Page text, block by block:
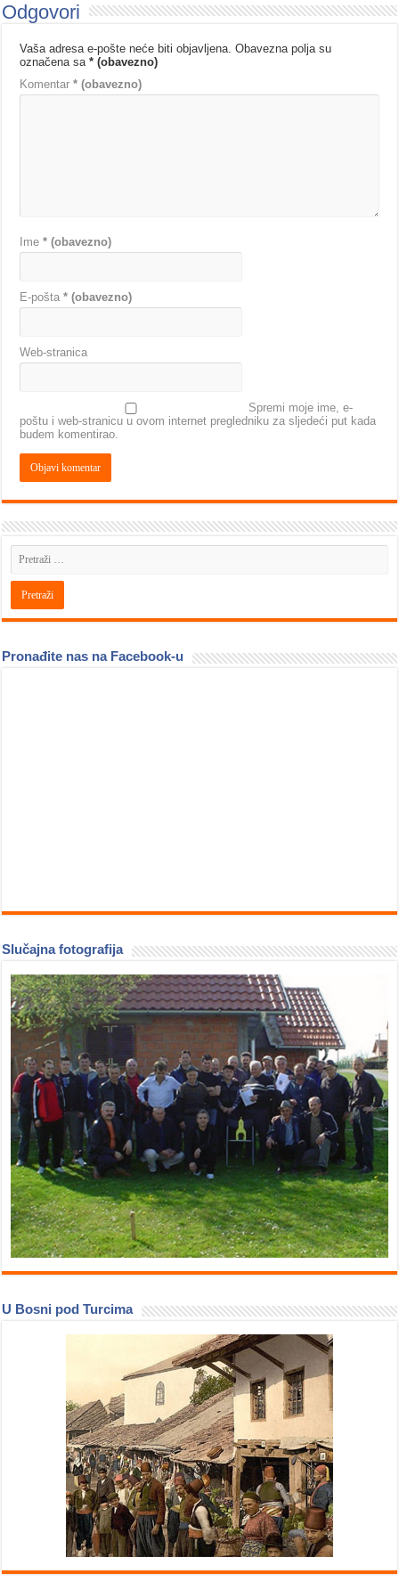
Odgovori
Vaša adresa e-pošte neće biti objavljena. Obavezna polja su
označena sa* (obavezno)
Komentar* (obavezno)
Ime* (obavezno)
E-pošta* (obavezno)
Web-stranica
Spremi moje ime, e-
poštu i web-stranicu u ovom internet pregledniku za sljedeći put kada
budem komentirao.
Pronađite nas na Facebook-u
Slučajna fotografija
U Bosni pod Turcima